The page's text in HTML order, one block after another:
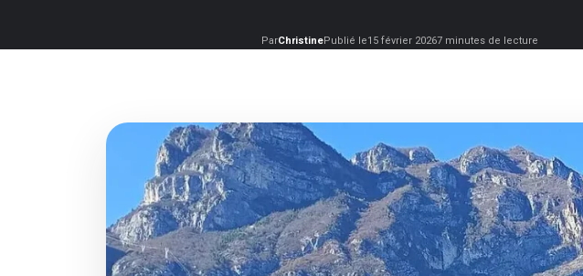
ParChristinePublié le15 février 20267 minutes de lecture